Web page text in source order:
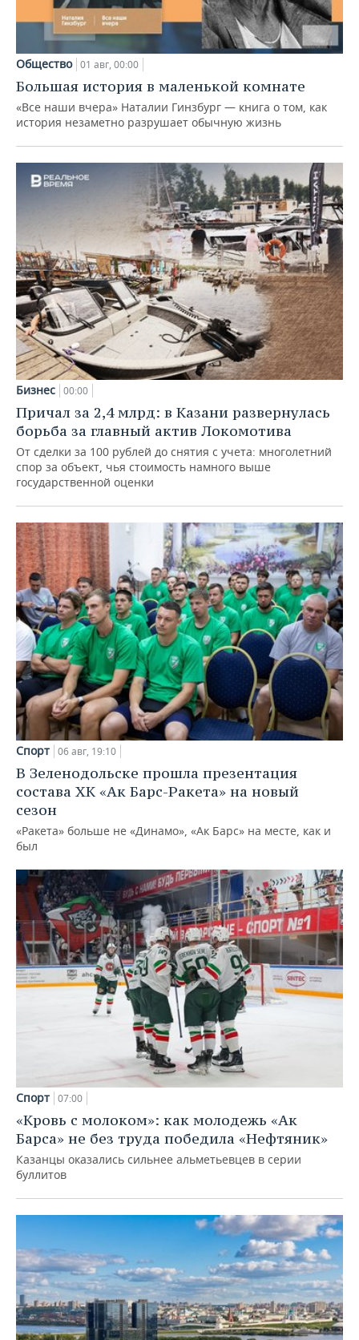
Общество 01 авг, 00:00
Большая история в маленькой комнате
«Все наши вчера» Наталии Гинзбург — книга о том, как
история незаметно разрушает обычную жизнь
Бизнес 00:00
Причал за 2,4 млрд: в Казани развернулась
борьба за главный актив Локомотива
От сделки за 100 рублей до снятия с учета: многолетний
спор за объект, чья стоимость намного выше
государственной оценки
Спорт 06 авг, 19:10
В Зеленодольске прошла презентация
состава ХК «Ак Барс-Ракета» на новый
сезон
«Ракета» больше не «Динамо», «Ак Барс» на месте, как и
был
Спорт 07:00
«Кровь с молоком»: как молодежь «Ак
Барса» не без труда победила «Нефтяник»
Казанцы оказались сильнее альметьевцев в серии
буллитов